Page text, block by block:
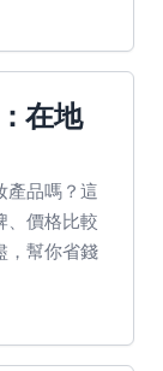
在地
產品嗎？這
、價格比較
，幫你省錢